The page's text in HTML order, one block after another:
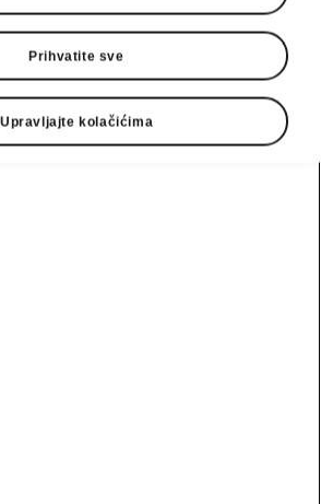
Prihvatite sve
Upravljajte kolačićima